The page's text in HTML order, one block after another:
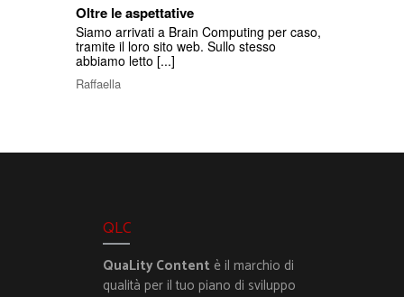
Oltre le aspettative
Siamo arrivati a Brain Computing per caso,
tramite il loro sito web. Sullo stesso
abbiamo letto [...]
Raffaella
QLC
QuaLity Content è il marchio di
qualità per il tuo piano di sviluppo